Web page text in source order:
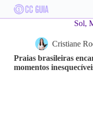
S
k
o
Sol,
Cristiane
Praias brasileiras
momentos